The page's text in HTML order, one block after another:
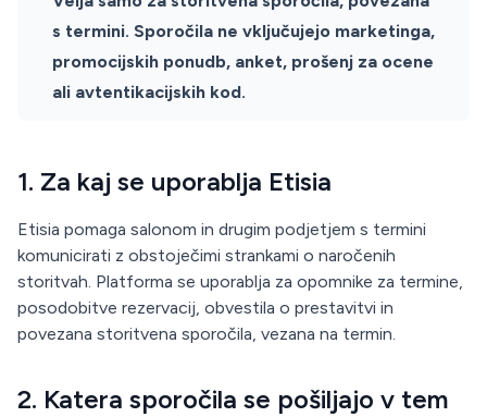
s termini. Sporočila ne vključujejo marketinga,
promocijskih ponudb, anket, prošenj za ocene
ali avtentikacijskih kod.
1. Za kaj se uporablja Etisia
Etisia pomaga salonom in drugim podjetjem s termini
komunicirati z obstoječimi strankami o naročenih
storitvah. Platforma se uporablja za opomnike za termine,
posodobitve rezervacij, obvestila o prestavitvi in
povezana storitvena sporočila, vezana na termin.
2. Katera sporočila se pošiljajo v tem